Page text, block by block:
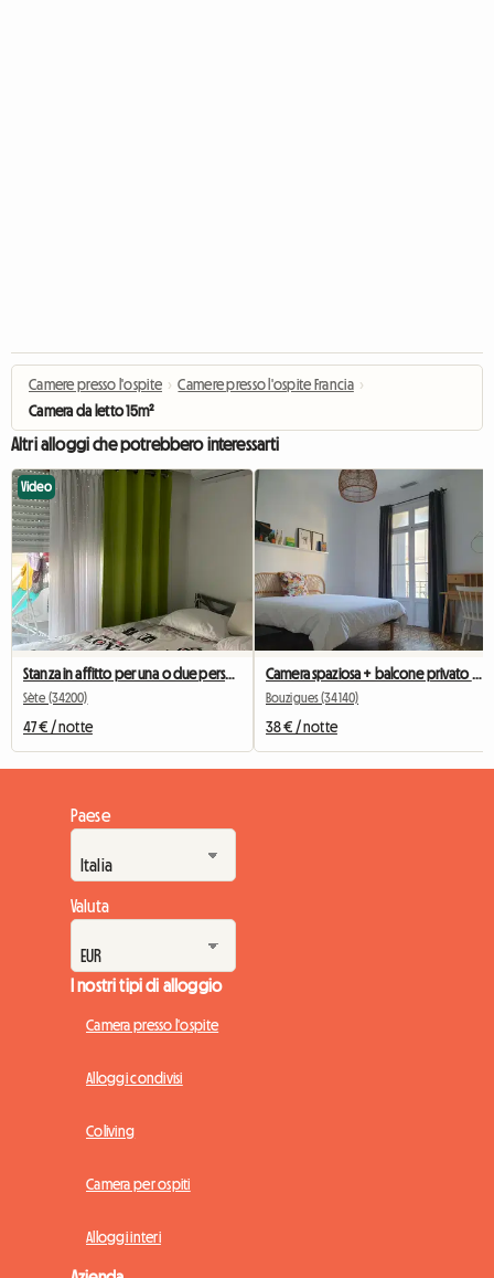
Camere presso l'ospite › Camere presso l'ospite Francia ›
Camera da letto 15m²
Altri alloggi che potrebbero interessarti
Video
Stanza in affitto per una o due persone, per non fumatori.
Sète (34200)
47 € / notte
Bouzigues (34140)
38 € / notte
Paese
Valuta
I nostri tipi di alloggio
Camera presso l'ospite
Alloggi condivisi
Coliving
Camera per ospiti
Alloggi interi